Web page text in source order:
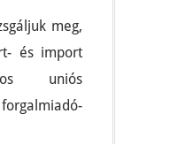
meg,
és import
uniós